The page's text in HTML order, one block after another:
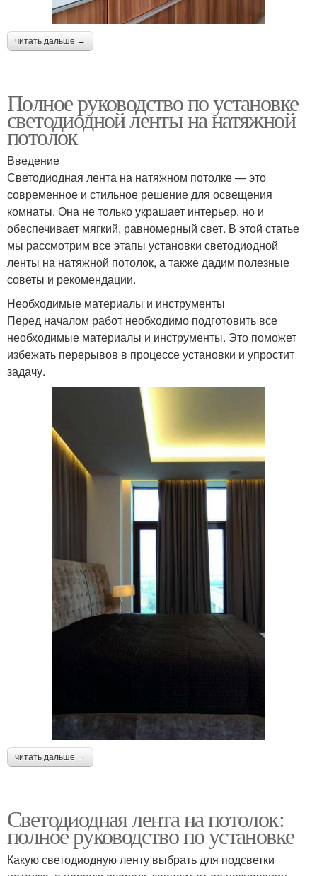
читать дальше →
Полное руководство по установке
светодиодной ленты на натяжной
потолок
Введение
Светодиодная лента на натяжном потолке — это
современное и стильное решение для освещения
комнаты. Она не только украшает интерьер, но и
обеспечивает мягкий, равномерный свет. В этой статье
мы рассмотрим все этапы установки светодиодной
ленты на натяжной потолок, а также дадим полезные
советы и рекомендации.
Необходимые материалы и инструменты
Перед началом работ необходимо подготовить все
необходимые материалы и инструменты. Это поможет
избежать перерывов в процессе установки и упростит
задачу.
читать дальше →
Светодиодная лента на потолок:
полное руководство по установке
Какую светодиодную ленту выбрать для подсветки